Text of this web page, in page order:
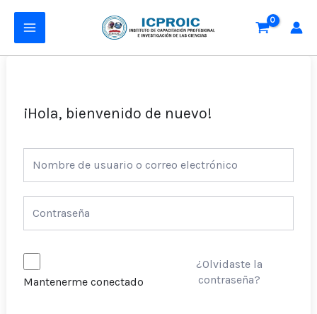
contenido
MAIN
MENU
¡Hola, bienvenido de nuevo!
Mantenerme conectado
¿Olvidaste la
contraseña?